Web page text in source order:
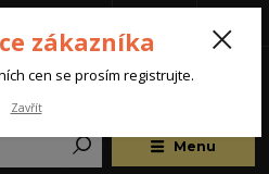
Menu
zákazníka
cen se prosím registrujte.
Zavřít